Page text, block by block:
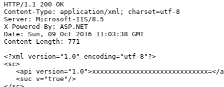
HTTP/1.1 200 OK
Content-Type: application/xml; charset=utf-8
Server: Microsoft-IIS/8.5
X-Powered-By: ASP.NET
Date: Sun, 09 Oct 2016 11:03:38 GMT
Content-Length: 771
<?xml version="1.0" encoding="utf-8"?>
<sc>
<api version="1.0">xxxxxxxxxxxxxxxxxxxxxxxxxxxxx=</
   <suc v="true"/>